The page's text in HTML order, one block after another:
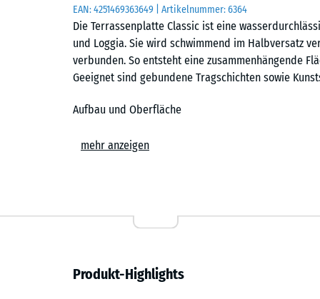
EAN:4251469363649 | Artikelnummer:6364
Die Terrassenplatte Classic ist eine
und Loggia. Sie wird schwimmend im Halbversatz
verbunden. So entsteht eine zusammenhängende
Geeignet sind gebundene Tragschichten sowie
Aufbau und Oberfläche
Die Platte ist zweischichtig aufgebaut. Die
Niederschlagswasser läuft durch die offenporige
mehr anzeigen
Produkt-Highlights